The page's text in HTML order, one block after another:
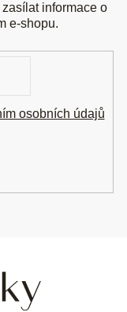
informace o
e-shopu.
osobních údajů